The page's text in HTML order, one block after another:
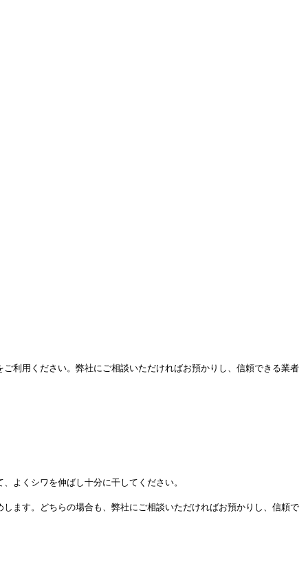
利用ください。弊社にご相談いただければお預かりし、信頼できる業者
よくシワを伸ばし十分に干してください。
ます。どちらの場合も、弊社にご相談いただければお預かりし、信頼で